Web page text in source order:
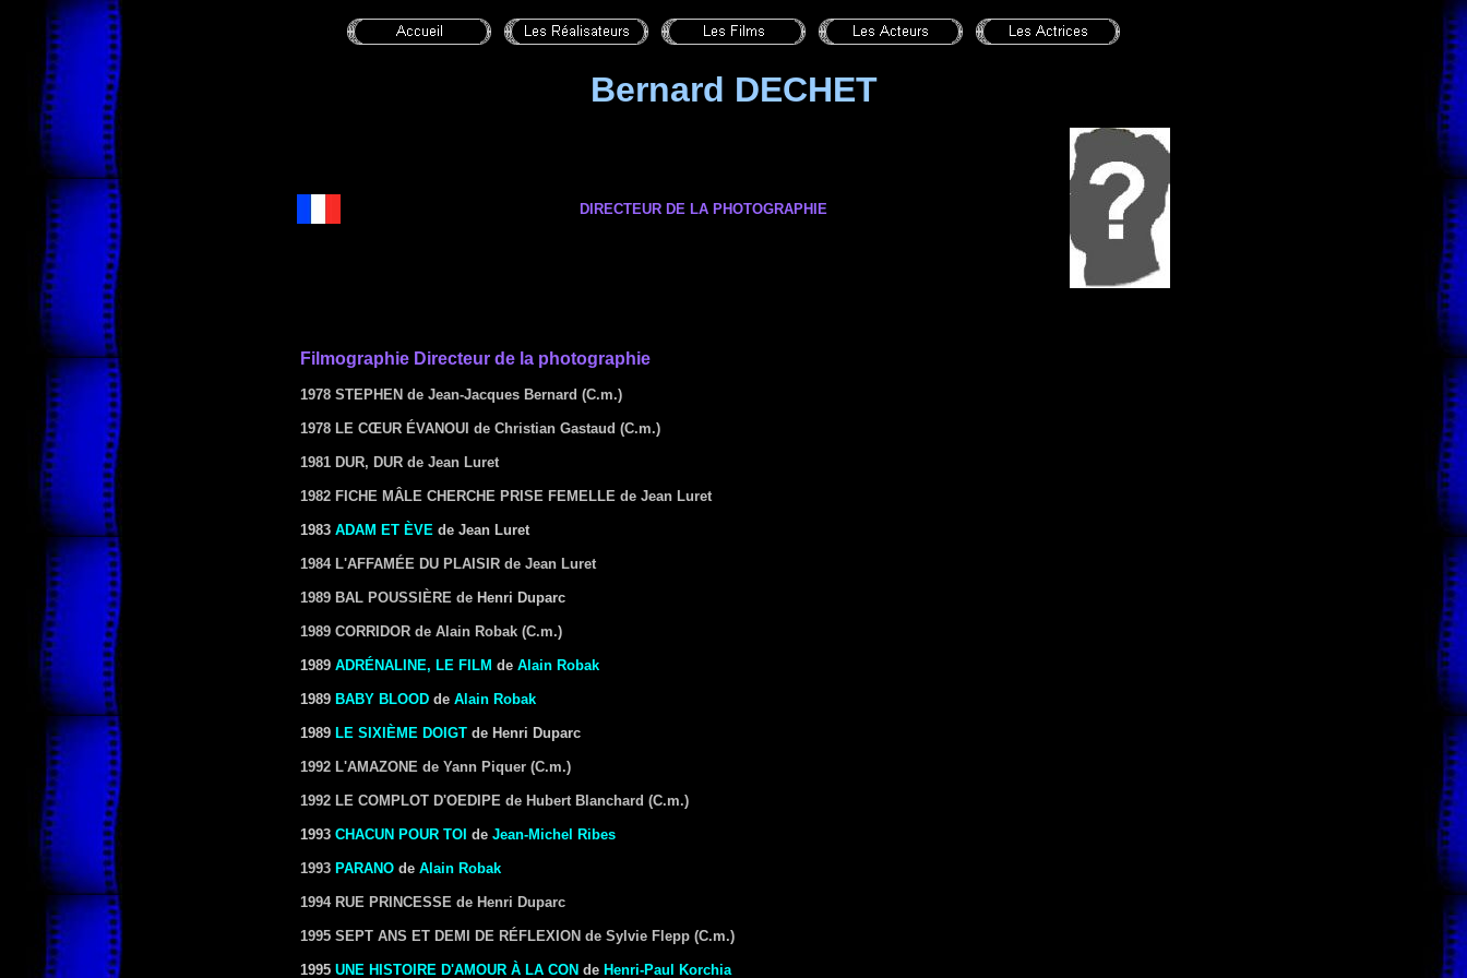
Bernard DECHET
DIRECTEUR DE LA PHOTOGRAPHIE
Filmographie Directeur de la photographie
1978 STEPHEN de Jean-Jacques Bernard (C.m.)
1978 LE CŒUR ÉVANOUI de Christian Gastaud (C.m.)
1981 DUR, DUR de Jean Luret
1982 FICHE MÂLE CHERCHE PRISE FEMELLE de Jean Luret
1983 ADAM ET ÈVE de Jean Luret
1984 L'AFFAMÉE DU PLAISIR de Jean Luret
1989 BAL POUSSIÈRE de Henri Duparc
1989 CORRIDOR de Alain Robak (C.m.)
1989 ADRÉNALINE, LE FILM de Alain Robak
1989 BABY BLOOD de Alain Robak
1989 LE SIXIÈME DOIGT de Henri Duparc
1992 L'AMAZONE de Yann Piquer (C.m.)
1992 LE COMPLOT D'OEDIPE de Hubert Blanchard (C.m.)
1993 CHACUN POUR TOI de Jean-Michel Ribes
1993 PARANO de Alain Robak
1994 RUE PRINCESSE de Henri Duparc
1995 SEPT ANS ET DEMI DE RÉFLEXION de Sylvie Flepp (C.m.)
1995 UNE HISTOIRE D'AMOUR À LA CON de Henri-Paul Korchia